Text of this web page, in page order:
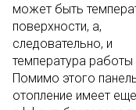
может быть
поверхности, а,
следовательно, и
температура работы
Помимо этого
отопление имеет